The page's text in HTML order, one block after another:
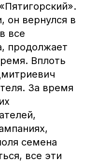
он вернулся в
все
продолжает
Вплоть
За время
семена
все эти